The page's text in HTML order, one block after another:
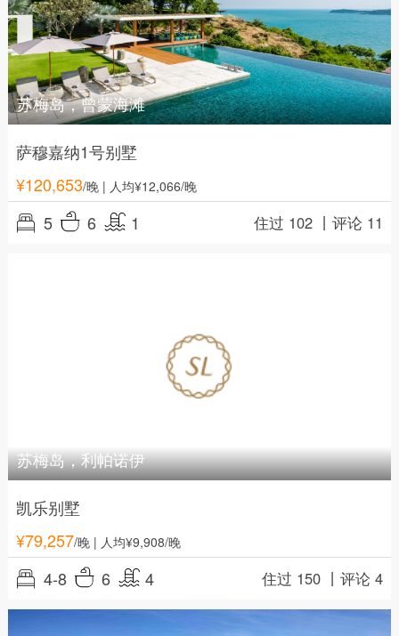
苏梅岛，曾蒙海滩
萨穆嘉纳1号别墅
¥120,653/晚| 人均¥12,066/晚
5 6 1 住过 102 丨评论 11
苏梅岛，利帕诺伊
凯乐别墅
¥79,257/晚| 人均¥9,908/晚
4-8 6 4 住过 150 丨评论 4